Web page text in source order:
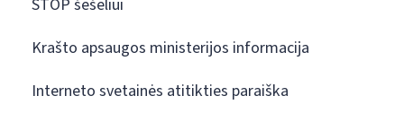
STOP šešėliui
Krašto apsaugos ministerijos informacija
Interneto svetainės atitikties paraiška